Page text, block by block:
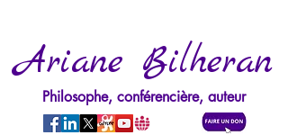
Ariane Bilheran
Philosophe, conférencière, auteur